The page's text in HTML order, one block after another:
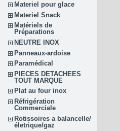
Materiel pour glace
Materiel Snack
Matériels de
Préparations
NEUTRE INOX
Panneaux-ardoise
Paramédical
PIECES DETACHEES
TOUT MARQUE
Plat au four inox
Réfrigération
Commerciale
Rotissoires a balancelle/
életrique/gaz